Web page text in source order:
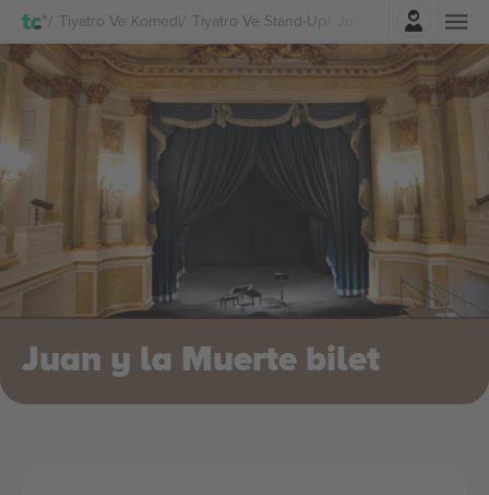
Tiyatro Ve Komedi Tiyatro Ve Stand-Up Juan y la Muerte Bilet
Giriş Yap
Juan y la Muerte bilet